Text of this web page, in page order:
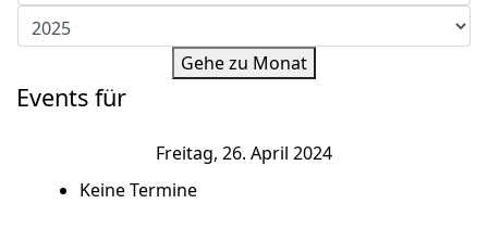
Gehe zu Monat
Events für
Freitag, 26. April 2024
Keine Termine